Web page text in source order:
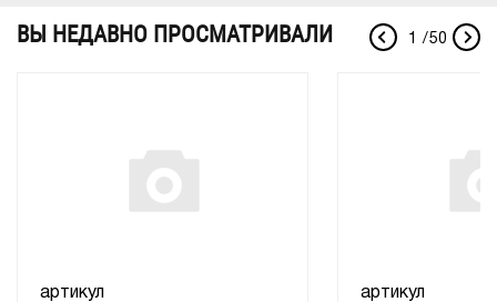
ВЫ НЕДАВНО ПРОСМАТРИВАЛИ /50
артикул артикул
1